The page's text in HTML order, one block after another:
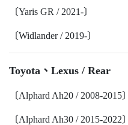
〔Yaris GR / 2021-〕
〔Widlander / 2019-〕
Toyota、Lexus / Rear
〔Alphard Ah20 / 2008-2015〕
〔Alphard Ah30 / 2015-2022〕